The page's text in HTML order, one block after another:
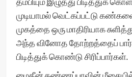
முடியாமல் வெட்கப்பட்டு
முகத்தை ஒரு மாதிரியாக
அந்த வினோத தோற்றத்தைப்
பிடித்துக் கொண்டு சிரிப்பார்கள்.